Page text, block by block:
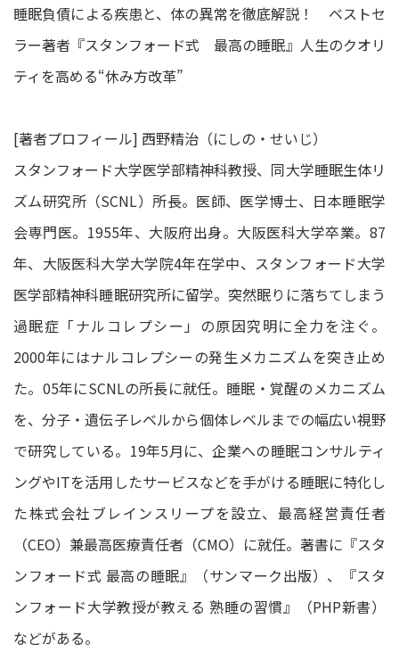
睡眠負債による疾患と、体の異常を徹底解説！ ベストセ
ラー著者『スタンフォード式 最高の睡眠』人生のクオリ
ティを高める“休み方改革”
[著者プロフィール] 西野精治（にしの・せいじ）
スタンフォード大学医学部精神科教授、同大学睡眠生体リ
ズム研究所（SCNL）所長。医師、医学博士、日本睡眠学
会専門医。1955年、大阪府出身。大阪医科大学卒業。87
年、大阪医科大学大学院4年在学中、スタンフォード大学
医学部精神科睡眠研究所に留学。突然眠りに落ちてしまう
過眠症「ナルコレプシー」の原因究明に全力を注ぐ。
2000年にはナルコレプシーの発生メカニズムを突き止め
た。05年にSCNLの所長に就任。睡眠・覚醒のメカニズム
を、分子・遺伝子レベルから個体レベルまでの幅広い視野
で研究している。19年5月に、企業への睡眠コンサルティ
ングやITを活用したサービスなどを手がける睡眠に特化し
た株式会社ブレインスリープを設立、最高経営責任者
（CEO）兼最高医療責任者（CMO）に就任。著書に『スタ
ンフォード式 最高の睡眠』（サンマーク出版）、『スタ
ンフォード大学教授が教える 熟睡の習慣』（PHP新書）
などがある。